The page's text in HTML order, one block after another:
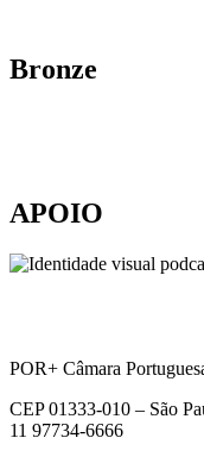
Bronze
APOIO
POR+ Câmara
CEP 01333-010 – São
11 97734-6666